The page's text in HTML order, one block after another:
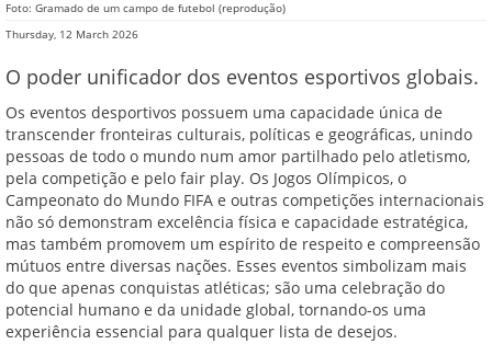
Foto: Gramado de um campo de futebol (reprodução)
Thursday, 12 March 2026
O poder unificador dos eventos esportivos globais.
Os eventos desportivos possuem uma capacidade única de
transcender fronteiras culturais, políticas e geográficas, unindo
pessoas de todo o mundo num amor partilhado pelo atletismo,
pela competição e pelo fair play. Os Jogos Olímpicos, o
Campeonato do Mundo FIFA e outras competições internacionais
não só demonstram excelência física e capacidade estratégica,
mas também promovem um espírito de respeito e compreensão
mútuos entre diversas nações. Esses eventos simbolizam mais
do que apenas conquistas atléticas; são uma celebração do
potencial humano e da unidade global, tornando-os uma
experiência essencial para qualquer lista de desejos.